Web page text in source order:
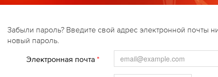
Забыли пароль? Введите свой адрес электронной почты
новый пароль.
Электронная почта*